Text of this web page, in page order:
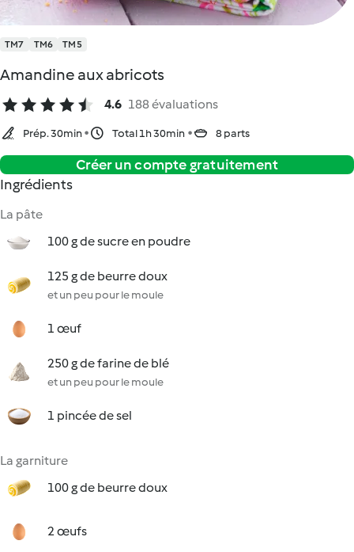
TM7 TM6 TM5
Amandine aux abricots
4.6 188 évaluations
Prép. 30min Total 1h 30min 8 parts
Créer un compte gratuitement
Ingrédients
La pâte
100 g de sucre en poudre
125 g de beurre doux
et un peu pour le moule
1 œuf
250 g de farine de blé
et un peu pour le moule
1 pincée de sel
La garniture
100 g de beurre doux
2 œufs